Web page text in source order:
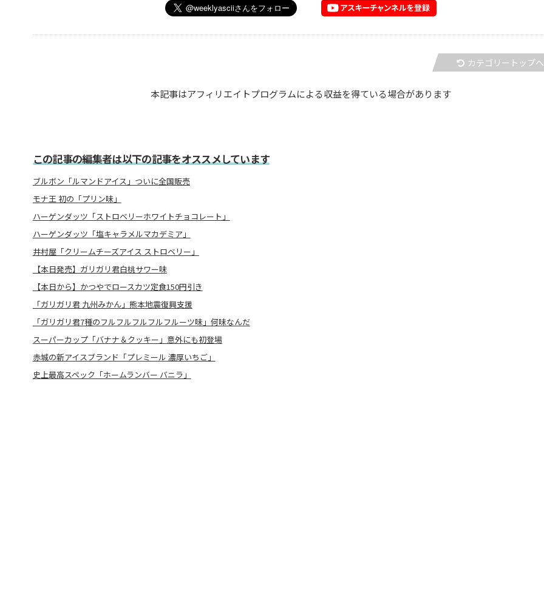
カテゴリートップへ
本記事はアフィリエイトプログラムによる収益を得ている場合があります
この記事の編集者は以下の記事をオススメしています
ブルボン「ルマンドアイス」ついに全国販売
モナ王 初の「プリン味」
ハーゲンダッツ「ストロベリーホワイトチョコレート」
ハーゲンダッツ「塩キャラメルマカデミア」
井村屋「クリームチーズアイス ストロベリー」
【本日発売】ガリガリ君白桃サワー味
【本日から】かつやでロースカツ定食150円引き
「ガリガリ君 九州みかん」熊本地震復興支援
「ガリガリ君7種のフルフルフルフルフルーツ味」何味なんだ
スーパーカップ「バナナ＆クッキー」意外にも初登場
赤城の新アイスブランド「プレミール 濃厚いちご」
史上最高スペック「ホームランバー バニラ」